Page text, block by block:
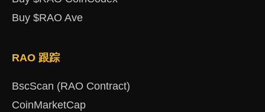
Buy $RAO Ave
RAO 跟踪
BscScan (RAO Contract)
CoinMarketCap